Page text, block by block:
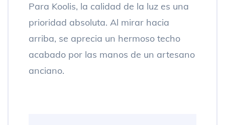
Para Koolis, la calidad de la luz es una
prioridad absoluta. Al mirar hacia
arriba, se aprecia un hermoso techo
acabado por las manos de un artesano
anciano.